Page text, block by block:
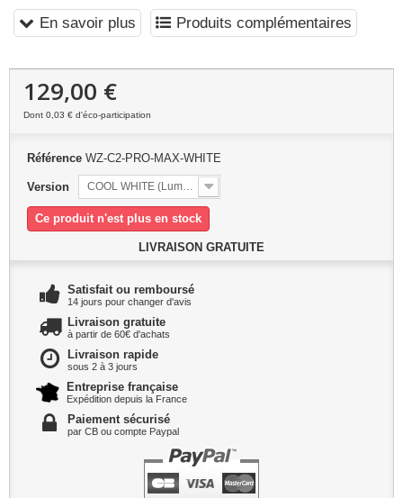
En savoir plus Produits complémentaires
129,00 €
Dont 0,03 € d'éco-participation
Référence WZ-C2-PRO-MAX-WHITE
Version COOL WHITE (Lumière froide)
Ce produit n'est plus en stock
LIVRAISON GRATUITE
Satisfait ou remboursé
14 jours pour changer d'avis
Livraison gratuite
à partir de 60€ d'achats
Livraison rapide
sous 2 à 3 jours
Entreprise française
Expédition depuis la France
Paiement sécurisé
par CB ou compte Paypal